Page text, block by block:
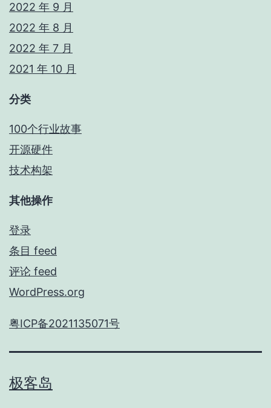
2022 年 9 月
2022 年 8 月
2022 年 7 月
2021 年 10 月
分类
100个行业故事
开源硬件
技术构架
其他操作
登录
条目 feed
评论 feed
WordPress.org
粤ICP备2021135071号
极客岛